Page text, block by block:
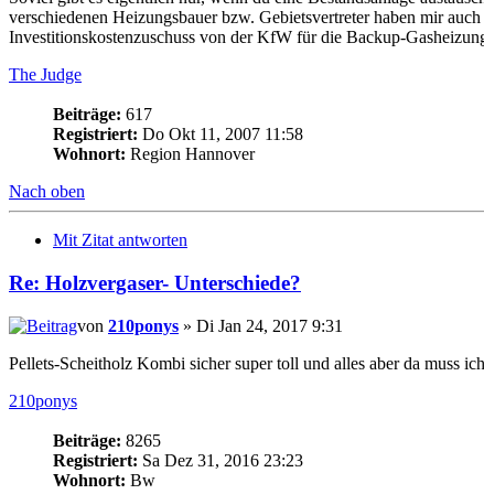
verschiedenen Heizungsbauer bzw. Gebietsvertreter haben mir
Investitionskostenzuschuss von der KfW für die Backup-
The Judge
Beiträge: 617
Registriert: Do Okt 11, 2007 11:58
Wohnort: Region Hannover
Nach oben
Mit Zitat antworten
Re: Holzvergaser- Unterschiede?
von 210ponys » Di Jan 24, 2017 9:31
Pellets-Scheitholz Kombi sicher super toll und alles aber da muss
210ponys
Beiträge: 8265
Registriert: Sa Dez 31, 2016 23:23
Wohnort: Bw